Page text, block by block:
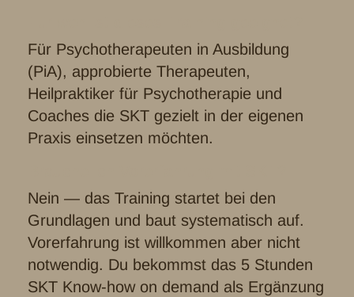
Für Psychotherapeuten in Ausbildung
(PiA), approbierte Therapeuten,
Heilpraktiker für Psychotherapie und
Coaches die SKT gezielt in der eigenen
Praxis einsetzen möchten.
Nein — das Training startet bei den
Grundlagen und baut systematisch auf.
Vorerfahrung ist willkommen aber nicht
notwendig. Du bekommst das 5 Stunden
SKT Know-how on demand als Ergänzung